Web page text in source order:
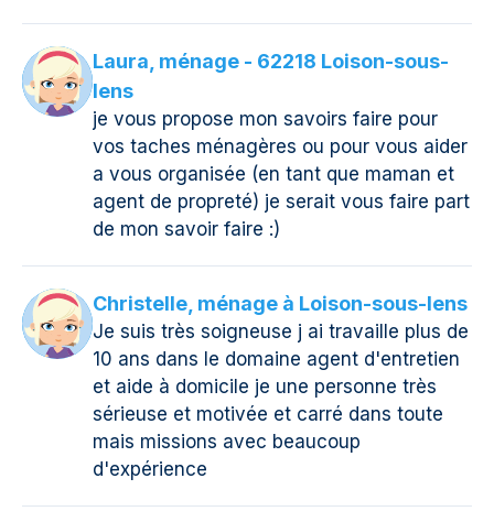
Laura, ménage - 62218 Loison-sous-
lens
je vous propose mon savoirs faire pour
vos taches ménagères ou pour vous aider
a vous organisée (en tant que maman et
agent de propreté) je serait vous faire part
de mon savoir faire :)
Christelle, ménage à Loison-sous-lens
Je suis très soigneuse j ai travaille plus de
10 ans dans le domaine agent d'entretien
et aide à domicile je une personne très
sérieuse et motivée et carré dans toute
mais missions avec beaucoup
d'expérience